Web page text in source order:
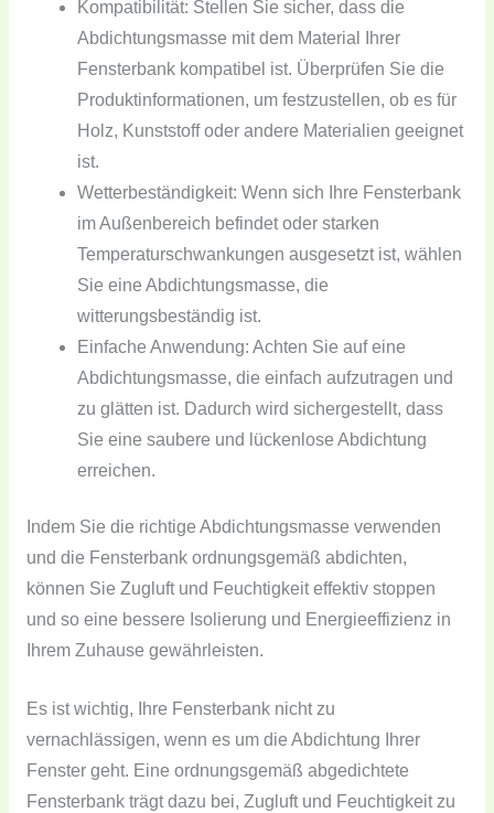
Kompatibilität: Stellen Sie sicher, dass die
Abdichtungsmasse mit dem Material Ihrer
Fensterbank kompatibel ist. Überprüfen Sie die
Produktinformationen, um festzustellen, ob es für
Holz, Kunststoff oder andere Materialien geeignet
ist.
Wetterbeständigkeit: Wenn sich Ihre Fensterbank
im Außenbereich befindet oder starken
Temperaturschwankungen ausgesetzt ist, wählen
Sie eine Abdichtungsmasse, die
witterungsbeständig ist.
Einfache Anwendung: Achten Sie auf eine
Abdichtungsmasse, die einfach aufzutragen und
zu glätten ist. Dadurch wird sichergestellt, dass
Sie eine saubere und lückenlose Abdichtung
erreichen.
Indem Sie die richtige Abdichtungsmasse verwenden
und die Fensterbank ordnungsgemäß abdichten,
können Sie Zugluft und Feuchtigkeit effektiv stoppen
und so eine bessere Isolierung und Energieeffizienz in
Ihrem Zuhause gewährleisten.
Es ist wichtig, Ihre Fensterbank nicht zu
vernachlässigen, wenn es um die Abdichtung Ihrer
Fenster geht. Eine ordnungsgemäß abgedichtete
Fensterbank trägt dazu bei, Zugluft und Feuchtigkeit zu